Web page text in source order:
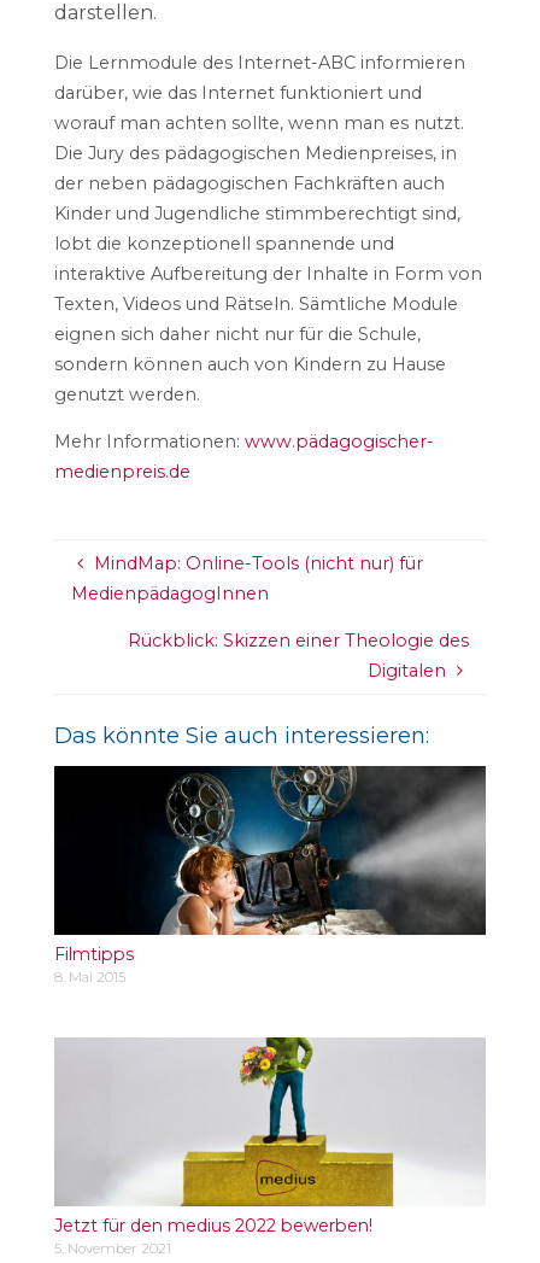
darstellen.
Die Lernmodule des Internet-ABC informieren
darüber, wie das Internet funktioniert und
worauf man achten sollte, wenn man es nutzt.
Die Jury des pädagogischen Medienpreises, in
der neben pädagogischen Fachkräften auch
Kinder und Jugendliche stimmberechtigt sind,
lobt die konzeptionell spannende und
interaktive Aufbereitung der Inhalte in Form von
Texten, Videos und Rätseln. Sämtliche Module
eignen sich daher nicht nur für die Schule,
sondern können auch von Kindern zu Hause
genutzt werden.
Mehr Informationen: www.pädagogischer-
medienpreis.de
MindMap: Online-Tools (nicht nur) für
MedienpädagogInnen
Rückblick: Skizzen einer Theologie des
Digitalen
Das könnte Sie auch interessieren:
Filmtipps
8. Mai 2015
Jetzt für den medius 2022 bewerben!
5. November 2021